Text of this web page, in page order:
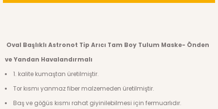
Oval Başlıklı Astronot Tip Arıcı Tam Boy Tulum Maske- Önden
ve Yandan Havalandırmalı
1. kalite kumaştan üretilmiştir.
Tor kısmı yanmaz fiber malzemeden üretilmiştir.
Baş ve göğüs kısmı rahat giyinilebilmesi için fermuarlıdır.